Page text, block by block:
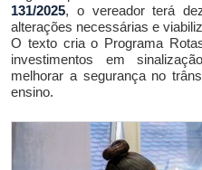
131/2025, o vereador terá
alterações necessárias e
O texto cria o Programa Rota
investimentos em
melhorar a segurança no
ensino.